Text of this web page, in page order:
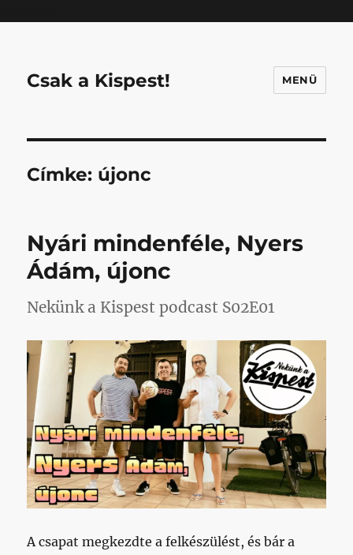
Csak a Kispest! MENÜ
Címke: újonc
Nyári mindenféle, Nyers
Ádám, újonc
Nekünk a Kispest podcast S02E01
A csapat megkezdte a felkészülést, és bár a